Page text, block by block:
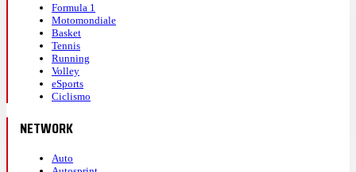
Formula 1
Motomondiale
Basket
Tennis
Running
Volley
eSports
Ciclismo
NETWORK
Auto